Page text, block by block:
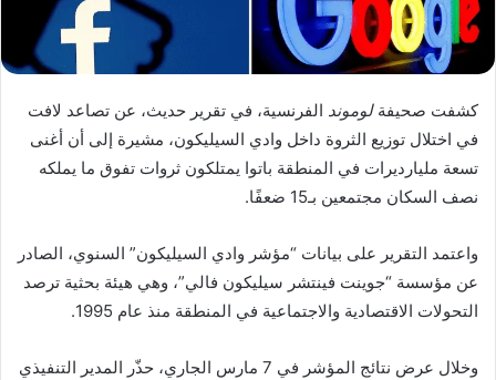
كشفت صحيفةلوموند الفرنسية، في تقرير حديث، عن تصاعد لافت
في اختلال توزيع الثروة داخل وادي السيليكون، مشيرة إلى أن أغنى
تسعة مليارديرات في المنطقة باتوا يمتلكون ثروات تفوق ما يملكه
نصف السكان مجتمعين بـ15 ضعفًا.
واعتمد التقرير على بيانات “مؤشر وادي السيليكون” السنوي، الصادر
عن مؤسسة “جوينت فينتشر سيليكون فالي”، وهي هيئة بحثية ترصد
التحولات الاقتصادية والاجتماعية في المنطقة منذ عام 1995.
وخلال عرض نتائج المؤشر في 7 مارس الجاري، حذّر المدير التنفيذي